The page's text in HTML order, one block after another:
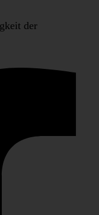
der